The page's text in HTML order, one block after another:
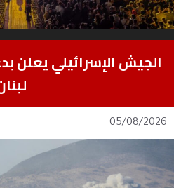
الجيش الإسرائيلي يعلن
05/08/2026